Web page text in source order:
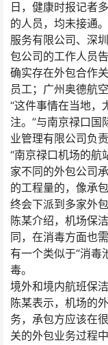
日，健康时报记者
的人员，均未接通
服务有限公司、深
包公司的工作人员
确实存在外包合作
员工；广州奥德航
“这件事情在当地，
注。”与南京禄口国
业管理有限公司负
“南京禄口机场的航
家不同的外包公司
的工程量的，像承
终会下派到多家外
陈某介绍，机场保
同，在消毒方面也
有一个类似于“消毒
毒。
境外和境内航班保
陈某表示，机场的
务，承包方应该在
关的外包业务过程